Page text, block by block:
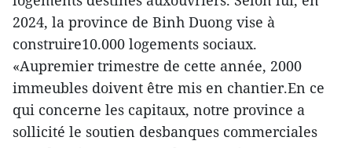
2024, la province de Binh Duong vise à
construire10.000 logements sociaux.
«Aupremier trimestre de cette année, 2000
immeubles doivent être mis en chantier.En ce
qui concerne les capitaux, notre province a
sollicité le soutien desbanques commerciales